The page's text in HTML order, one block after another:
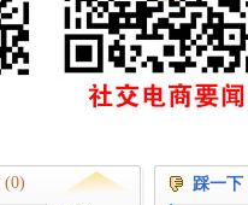
(0) 踩一下